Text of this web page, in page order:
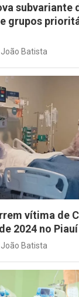
subvariante
grupos
Batista
vítima de
2024 no Piauí
Batista